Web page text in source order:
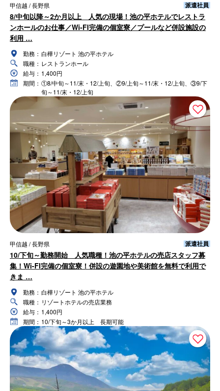
甲信越 / 長野県 派遣社員
8/中旬以降～2か月以上 人気の現場！池の平ホテルでレストラ
ンホールのお仕事／Wi-FI完備の個室寮／プールなど併設施設の
利用 …
勤務： 白樺リゾート 池の平ホテル
職種： レストランホール
給与： 1,400円
期間： ①8/中旬～11/末・12/上旬、②9/上旬～11/末・12/上旬、③9/下
旬～11/末・12/上旬
甲信越 / 長野県 派遣社員
10/下旬～勤務開始 人気職種！池の平ホテルの売店スタッフ募
集！Wi-FI完備の個室寮！併設の遊園地や美術館を無料で利用で
きま …
勤務： 白樺リゾート 池の平ホテル
職種： リゾートホテルの売店業務
給与： 1,400円
期間： 10/下旬～3か月以上 長期可能